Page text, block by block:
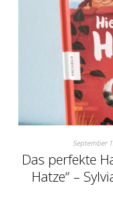
September
Das perfekte
Hatze“ –